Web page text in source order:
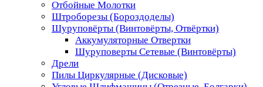
Отбойные Молотки
Штроборезы (Бороздоделы)
Шуруповёрты (Винтовёрты, Отвёртки)
Аккумуляторные Отвертки
Шуруповерты Сетевые (Винтовёрты)
Дрели
Пилы Циркулярные (Дисковые)